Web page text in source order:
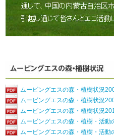
ムービングエスの森・植樹状況
ムービングエスの森・植樹状況
ムービングエスの森・植樹状況
ムービングエスの森・植樹・活動
ムービングエスの森・植樹・活動